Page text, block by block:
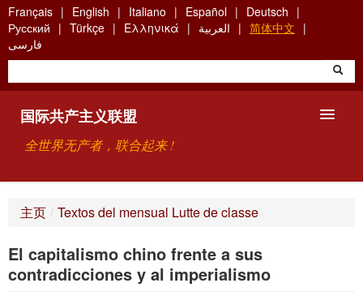
Skip
to
main
content
Français English Italiano Español
Deutsch
Русский
Türkçe Ελληνικά العربية
简体中文
فارسی
国际共产主义联盟
全世界无产者，联合起来 !
搜索
主页 / Textos del mensual Lutte de classe
El capitalismo chino frente a sus
contradicciones y al imperialismo